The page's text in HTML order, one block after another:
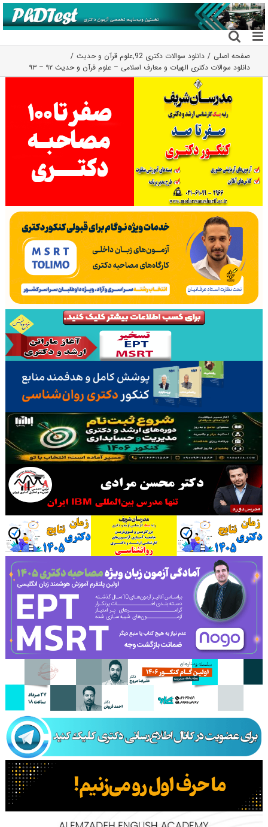
رفتن
به
محتوا
صفحه اصلی دانلود سوالات دکتری 92 ,علوم قرآن و حدیث
دانلود سوالات دکتری الهیات و معارف اسلامی – علوم قرآن و حدیث ۹۲ – ۹۳